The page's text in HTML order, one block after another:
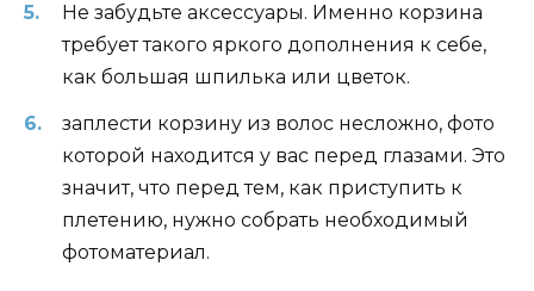
Не забудьте аксессуары. Именно корзина
требует такого яркого дополнения к себе,
как большая шпилька или цветок.
заплести корзину из волос несложно, фото
которой находится у вас перед глазами. Это
значит, что перед тем, как приступить к
плетению, нужно собрать необходимый
фотоматериал.